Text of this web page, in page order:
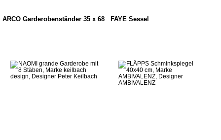
ARCO Garderobenständer 35 x 68 FAYE Sessel